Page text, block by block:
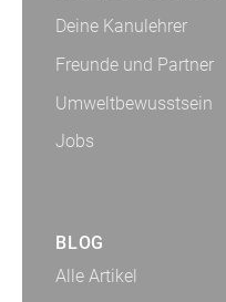
Deine Kanulehrer
Freunde und Partner
Umweltbewusstsein
Jobs
BLOG
Alle Artikel